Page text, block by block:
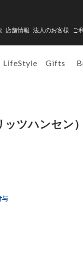
店舗情報 法人のお客様 ご
LifeStyle Gifts
ッツハンセン
与